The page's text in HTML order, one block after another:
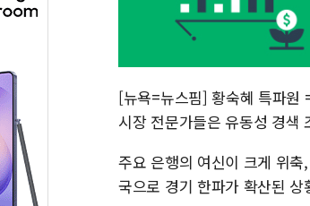
[뉴욕=뉴스핌] 황숙혜 특파원
시장 전문가들은 유동성 경색
주요 은행의 여신이 크게 위
국으로 경기 한파가 확산된